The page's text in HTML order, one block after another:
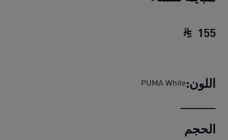
155
اللون:PUMA White
الحجم